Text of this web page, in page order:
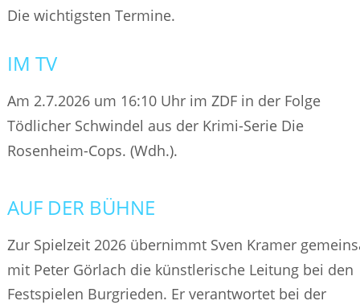
IM TV
Am 2.7.2026 um 16:10 Uhr im ZDF in der Folge
Tödlicher Schwindel aus der Krimi-Serie Die
Rosenheim-Cops. (Wdh.).
AUF DER BÜHNE
Zur Spielzeit 2026 übernimmt Sven Kramer
mit Peter Görlach die künstlerische Leitung bei den
Festspielen Burgrieden. Er verantwortet bei der
Die wichtigsten Termine.